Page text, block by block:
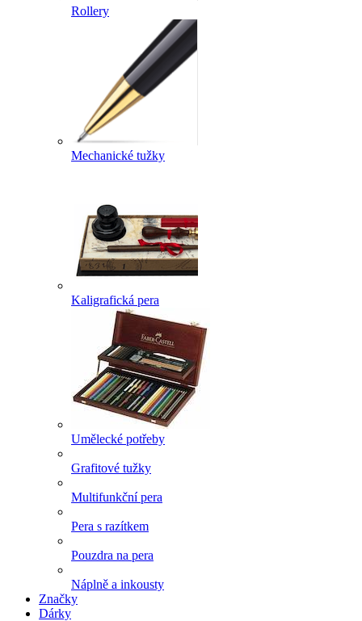
Rollery
Mechanické tužky
Kaligrafická pera
Umělecké potřeby
Grafitové tužky
Multifunkční pera
Pera s razítkem
Pouzdra na pera
Náplně a inkousty
Značky
Dárky